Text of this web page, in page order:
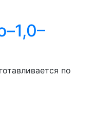
по